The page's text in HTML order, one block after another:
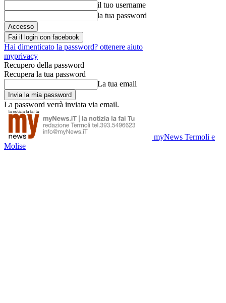
il tuo username
la tua password
Fai il login con facebook
Hai dimenticato la password? ottenere aiuto
myprivacy
Recupero della password
Recupera la tua password
La tua email
La password verrà inviata via email.
myNews Termoli e
Molise